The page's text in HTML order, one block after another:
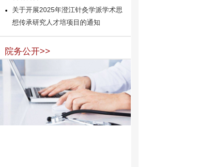
关于开展2025年澄江针灸学派学术思
想传承研究人才培项目的通知
院务公开>>